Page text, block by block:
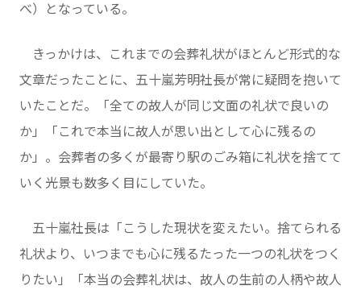
べ）となっている。
きっかけは、これまでの会葬礼状がほとんど形式的な
文章だったことに、五十嵐芳明社長が常に疑問を抱いて
いたことだ。「全ての故人が同じ文面の礼状で良いの
か」「これで本当に故人が思い出として心に残るの
か」。会葬者の多くが最寄り駅のごみ箱に礼状を捨てて
いく光景も数多く目にしていた。
五十嵐社長は「こうした現状を変えたい。捨てられる
礼状より、いつまでも心に残るたった一つの礼状をつく
りたい」「本当の会葬礼状は、故人の生前の人柄や故人